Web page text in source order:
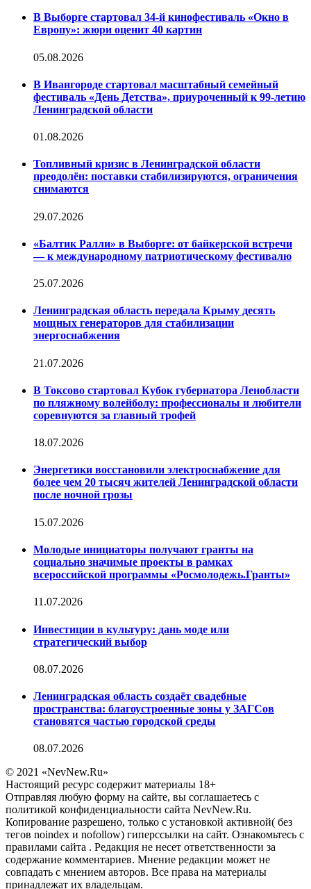
В Выборге стартовал 34-й кинофестиваль «Окно в
Европу»: жюри оценит 40 картин
05.08.2026
В Ивангороде стартовал масштабный семейный
фестиваль «День Детства», приуроченный к 99-летию
Ленинградской области
01.08.2026
Топливный кризис в Ленинградской области
преодолён: поставки стабилизируются, ограничения
снимаются
29.07.2026
«Балтик Ралли» в Выборге: от байкерской встречи
— к международному патриотическому фестивалю
25.07.2026
Ленинградская область передала Крыму десять
мощных генераторов для стабилизации
энергоснабжения
21.07.2026
В Токсово стартовал Кубок губернатора Ленобласти
по пляжному волейболу: профессионалы и любители
соревнуются за главный трофей
18.07.2026
Энергетики восстановили электроснабжение для
более чем 20 тысяч жителей Ленинградской области
после ночной грозы
15.07.2026
Молодые инициаторы получают гранты на
социально значимые проекты в рамках
всероссийской программы «Росмолодежь.Гранты»
11.07.2026
Инвестиции в культуру: дань моде или
стратегический выбор
08.07.2026
Ленинградская область создаёт свадебные
пространства: благоустроенные зоны у ЗАГСов
становятся частью городской среды
08.07.2026
© 2021 «NevNew.Ru»
Настоящий ресурс содержит материалы 18+
Отправляя любую форму на сайте, вы соглашаетесь с
политикой конфиденциальности сайта NevNew.Ru.
Копирование разрешено, только с установкой активной( без
тегов noindex и nofollow) гиперссылки на сайт. Ознакомьтесь с
правилами сайта . Редакция не несет ответственности за
содержание комментариев. Мнение редакции может не
совпадать с мнением авторов. Все права на материалы
принадлежат их владельцам.